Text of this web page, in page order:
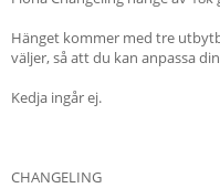
Hänget kommer med tre
väljer, så att du kan anpassa
Kedja ingår ej.
CHANGELING